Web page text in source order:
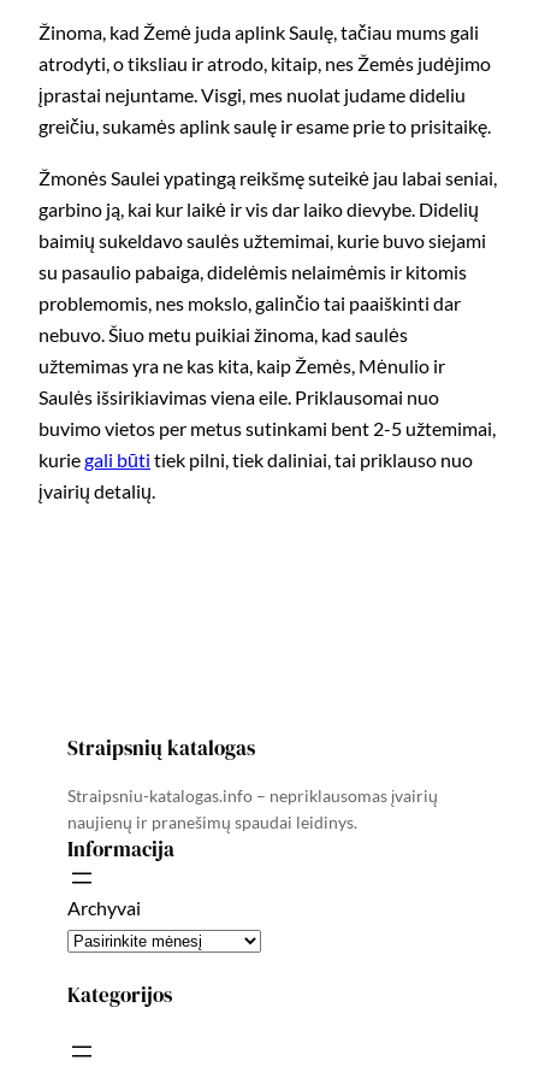
Žinoma, kad Žemė juda aplink Saulę, tačiau mums gali
atrodyti, o tiksliau ir atrodo, kitaip, nes Žemės judėjimo
įprastai nejuntame. Visgi, mes nuolat judame dideliu
greičiu, sukamės aplink saulę ir esame prie to prisitaikę.
Žmonės Saulei ypatingą reikšmę suteikė jau labai seniai,
garbino ją, kai kur laikė ir vis dar laiko dievybe. Didelių
baimių sukeldavo saulės užtemimai, kurie buvo siejami
su pasaulio pabaiga, didelėmis nelaimėmis ir kitomis
problemomis, nes mokslo, galinčio tai paaiškinti dar
nebuvo. Šiuo metu puikiai žinoma, kad saulės
užtemimas yra ne kas kita, kaip Žemės, Mėnulio ir
Saulės išsirikiavimas viena eile. Priklausomai nuo
buvimo vietos per metus sutinkami bent 2-5 užtemimai,
kuriegali būti tiek pilni, tiek daliniai, tai priklauso nuo
įvairių detalių.
Straipsnių katalogas
Straipsniu-katalogas.info – nepriklausomas įvairių
naujienų ir pranešimų spaudai leidinys.
Informacija
Archyvai
Kategorijos